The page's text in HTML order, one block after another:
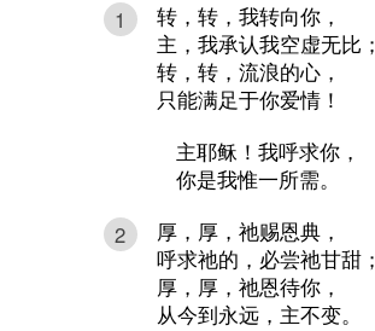
1
转，转，我转向你，
主，我承认我空虚无比；
转，转，流浪的心，
只能满足于你爱情！
主耶稣！我呼求你，
你是我惟一所需。
2
厚，厚，祂赐恩典，
呼求祂的，必尝祂甘甜；
厚，厚，祂恩待你，
从今到永远，主不变。